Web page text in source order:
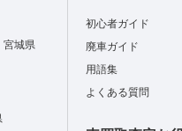
宮城県
初心者ガイド
廃車ガイド
用語集
よくある質問